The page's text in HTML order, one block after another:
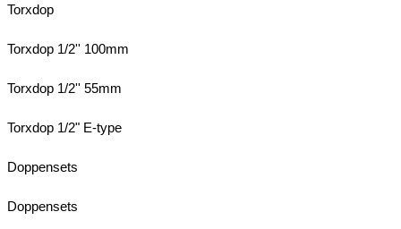
Torxdop
Torxdop 1/2'' 100mm
Torxdop 1/2'' 55mm
Torxdop 1/2" E-type
Doppensets
Doppensets